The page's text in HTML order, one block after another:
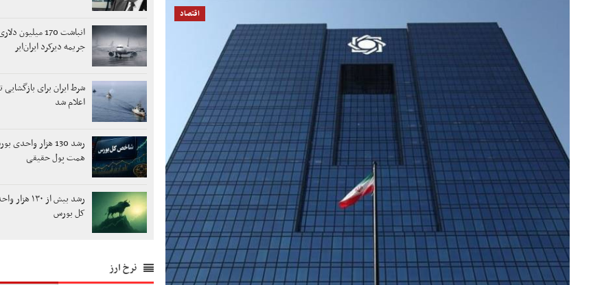
اقتصاد
انباشت 170
جریمه دیرکرد ایران‌ایر
شرط ایران برای بازگشایی
اعلام شد
همت پول حقیقی
رشد بیش از
کل بورس
نرخ ارز